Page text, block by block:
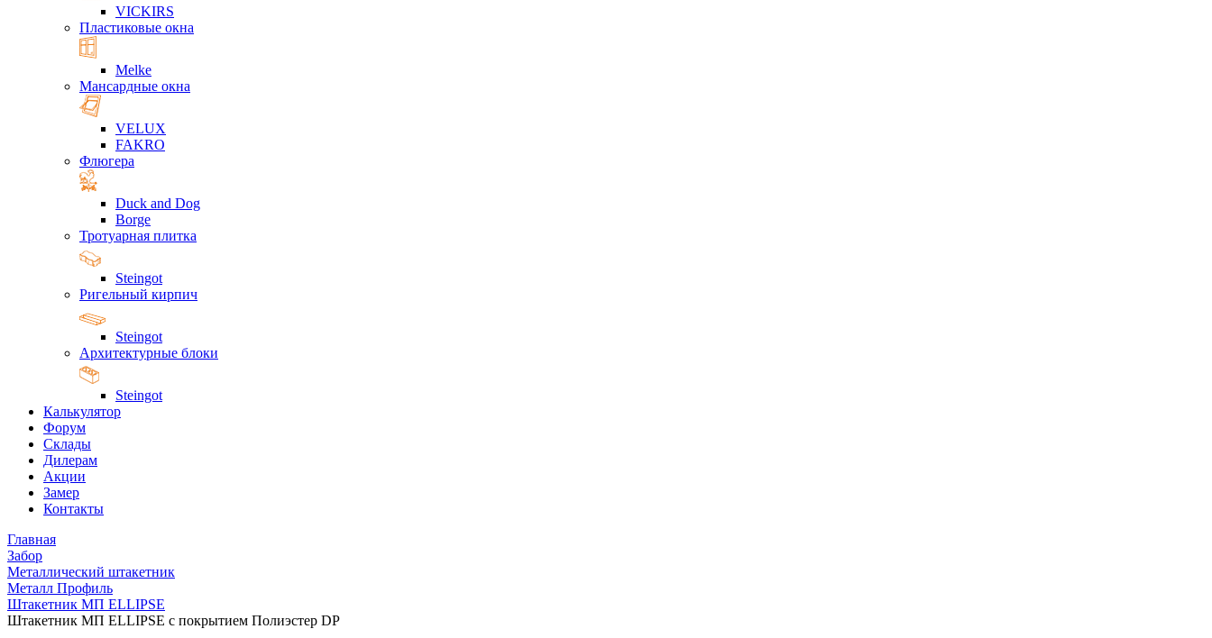
VICKIRS
Пластиковые окна
Melke
Мансардные окна
VELUX
FAKRO
Флюгера
Duck and Dog
Borge
Тротуарная плитка
Steingot
Ригельный кирпич
Steingot
Архитектурные блоки
Steingot
Калькулятор
Форум
Склады
Дилерам
Акции
Замер
Контакты
Главная
Забор
Металлический штакетник
Металл Профиль
Штакетник МП ELLIPSE
Штакетник МП ELLIPSE с покрытием Полиэстер DP